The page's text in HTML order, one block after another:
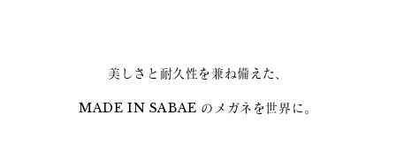
美しさと耐久性を兼ね備えた、
MADE IN SABAE のメガネを世界に。